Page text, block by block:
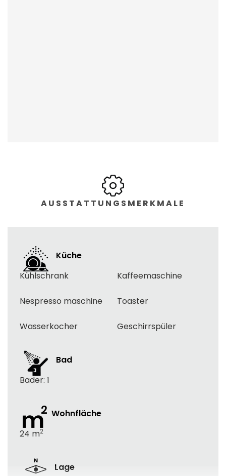
AUSSTATTUNGSMERKMALE
Küche
Kühlschrank
Kaffeemaschine
Nespresso maschine Toaster
Wasserkocher Geschirrspüler
Bad
Bäder: 1
Wohnfläche
24 m2
Lage